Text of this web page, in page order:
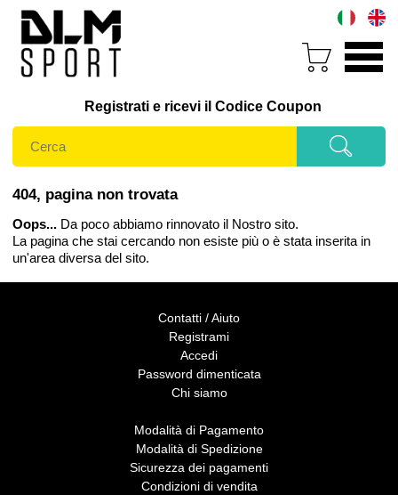
Registrati e ricevi il Codice Coupon
404, pagina non trovata
Oops... Da poco abbiamo rinnovato il Nostro sito.
La pagina che stai cercando non esiste più o è stata inserita in
un'area diversa del sito.
Contatti / Aiuto
Registrami
Accedi
Password dimenticata
Chi siamo
Modalità di Pagamento
Modalità di Spedizione
Sicurezza dei pagamenti
Condizioni di vendita